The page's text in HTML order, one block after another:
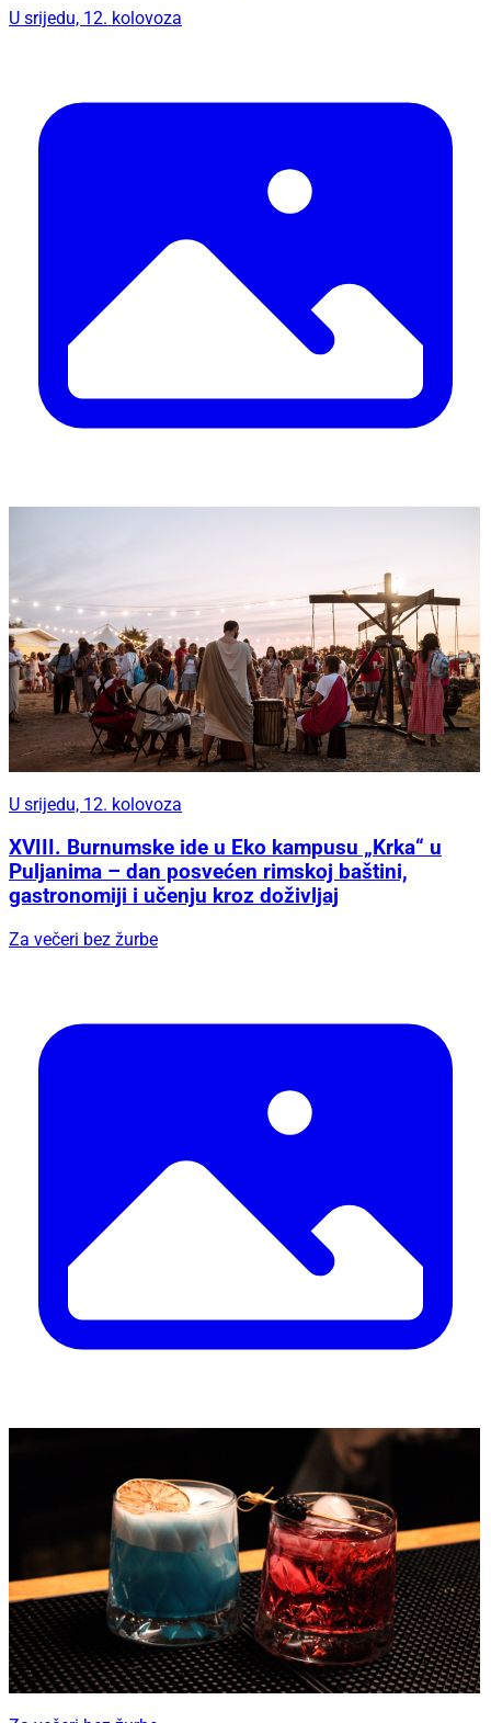
U srijedu, 12. kolovoza
U srijedu, 12. kolovoza
XVIII. Burnumske ide u Eko kampusu „Krka“ u
Puljanima – dan posvećen rimskoj baštini,
gastronomiji i učenju kroz doživljaj
Za večeri bez žurbe